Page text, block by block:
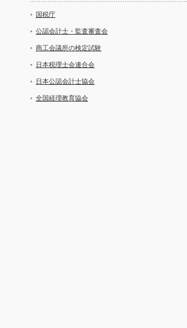
国税庁
公認会計士・監査審査会
商工会議所の検定試験
日本税理士会連合会
日本公認会計士協会
全国経理教育協会